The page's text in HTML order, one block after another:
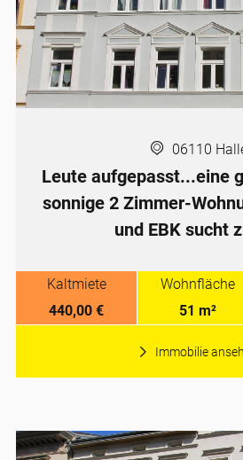
06110
Leute aufgepasst...eine
sonnige 2 Zimmer-
und EBK sucht
Kaltmiete
440,00 €
Wohnfläche
51 m²
Immobilie